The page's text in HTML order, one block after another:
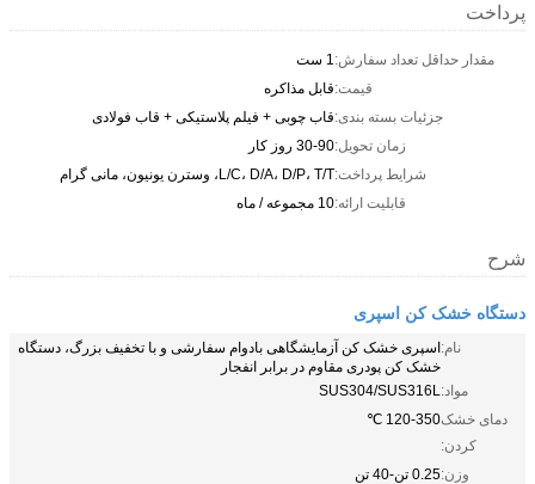
پرداخت
مقدار حداقل تعداد سفارش:1 ست
قیمت:قابل مذاکره
جزئیات بسته بندی:قاب چوبی + فیلم پلاستیکی + قاب فولادی
زمان تحویل:30-90 روز کار
شرایط پرداخت:L/C، D/A، D/P، T/T، وسترن یونیون، مانی گرام
قابلیت ارائه:10 مجموعه / ماه
شرح
دستگاه خشک کن اسپری
نام:اسپری خشک کن آزمایشگاهی بادوام سفارشی و با تخفیف بزرگ، دستگاه
خشک کن پودری مقاوم در برابر انفجار
مواد:SUS304/SUS316L
دمای خشک
کردن:
120-350 ℃
وزن:0.25 تن-40 تن